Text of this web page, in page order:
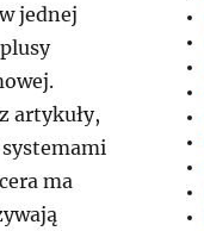
jednej
artykuły,
ma